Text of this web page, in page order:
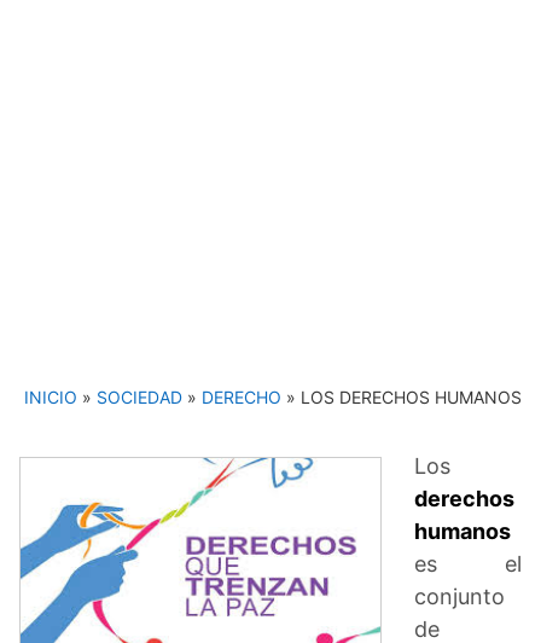
INICIO » SOCIEDAD » DERECHO » LOS DERECHOS HUMANOS
Los
derechos
humanos
es el
conjunto
de